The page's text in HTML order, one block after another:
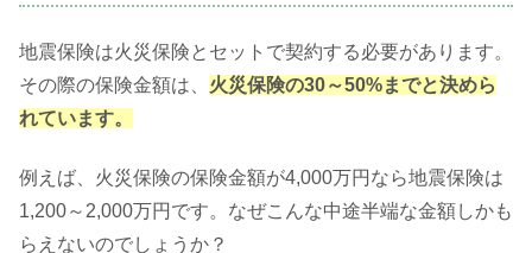
地震保険は火災保険とセットで契約する必要があります。
その際の保険金額は、 火災保険の30～50%までと決めら
れています。
例えば、火災保険の保険金額が4,000万円なら地震保険は
1,200～2,000万円です。なぜこんな中途半端な金額しかも
らえないのでしょうか？